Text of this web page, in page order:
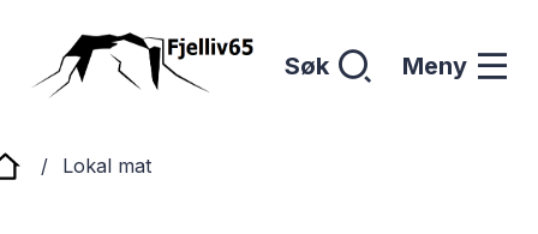
Søk Meny
Du er her:
Lokal mat